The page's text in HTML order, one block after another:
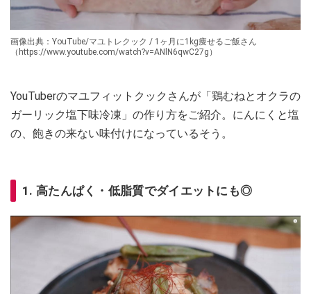
画像出典：YouTube/マユトレクック / 1ヶ月に1kg痩せるご飯さん
（https://www.youtube.com/watch?v=ANlN6qwC27g）
YouTuberのマユフィットクックさんが「鶏むねとオクラの
ガーリック塩下味冷凍」の作り方をご紹介。にんにくと塩
の、飽きの来ない味付けになっているそう。
1. 高たんぱく・低脂質でダイエットにも◎